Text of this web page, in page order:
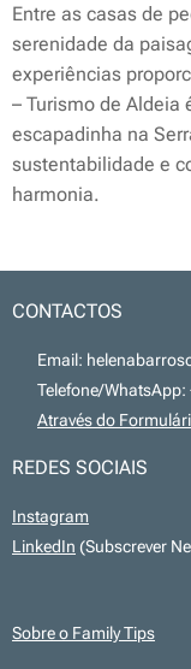
Entre as casas de
serenidade da
experiências
– Turismo de Aldeia
escapadinha na
sustentabilidade e
harmonia.
CONTACTOS
📧 Email:
📞 Telefone/
Através do
REDES SOCIAIS
Instagram
LinkedIn (Subscrever
Sobre o Family Tips